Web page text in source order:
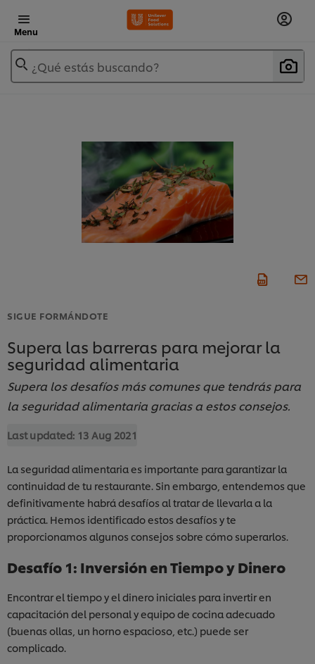
Menu
¿Qué estás buscando?
SIGUE FORMÁNDOTE
Supera las barreras para mejorar la
seguridad alimentaria
Supera los desafíos más comunes que tendrás para
la seguridad alimentaria gracias a estos consejos.
Last updated: 13 Aug 2021
La seguridad alimentaria es importante para garantizar la
continuidad de tu restaurante. Sin embargo, entendemos que
definitivamente habrá desafíos al tratar de llevarla a la
práctica. Hemos identificado estos desafíos y te
proporcionamos algunos consejos sobre cómo superarlos.
Desafío 1: Inversión en Tiempo y Dinero
Encontrar el tiempo y el dinero iniciales para invertir en
capacitación del personal y equipo de cocina adecuado
(buenas ollas, un horno espacioso, etc.) puede ser
complicado.